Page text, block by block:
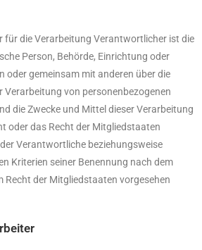
für die Verarbeitung Verantwortlicher ist die
Person, Behörde, Einrichtung oder
oder gemeinsam mit anderen über die
Verarbeitung von personenbezogenen
die Zwecke und Mittel dieser Verarbeitung
oder das Recht der Mitgliedstaaten
Verantwortliche beziehungsweise
Kriterien seiner Benennung nach dem
Recht der Mitgliedstaaten vorgesehen